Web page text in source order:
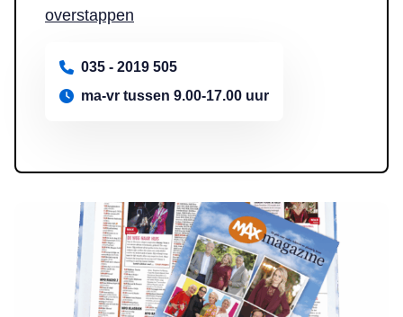
overstappen
035 - 2019 505
ma-vr tussen 9.00-17.00 uur